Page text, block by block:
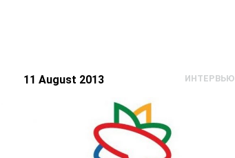
11 August 2013 ИНТЕРВЬЮ